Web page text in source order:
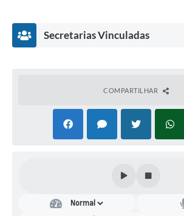
Secretarias Vinculadas
etar
COMPARTILHAR